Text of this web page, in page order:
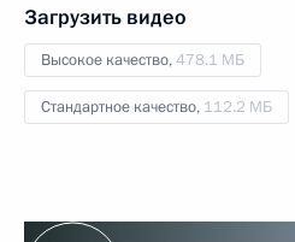
Загрузить видео
Высокое качество,478.1 МБ
Стандартное качество, 112.2 МБ